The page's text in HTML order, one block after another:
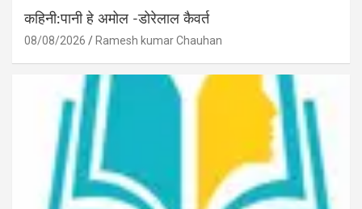
कहिनी:पानी हे अमोल -डोरेलाल कैवर्त
08/08/2026 Ramesh kumar Chauhan